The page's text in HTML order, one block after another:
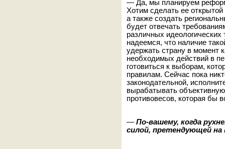
— Да, мы планируем
Хотим сделать ее
а также создать
будет отвечать
различных
надеемся, что наличие
удержать страну в момент
необходимых действий в
готовиться к выборам,
правилам. Сейчас пока
законодательной,
вырабатывать
противовесов, которая бы
— По-вашему, когда
силой, претендующей на